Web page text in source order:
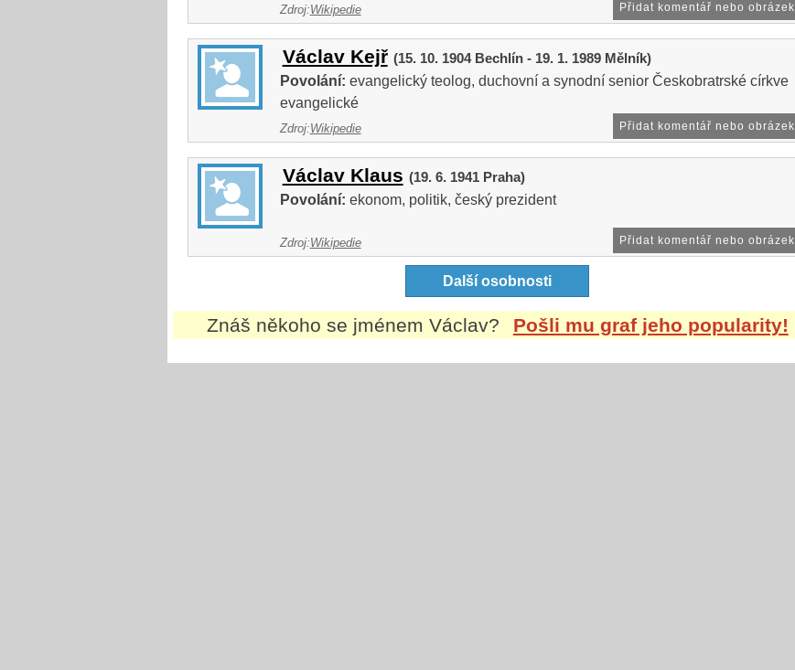
Zdroj:Wikipedie Přidat komentář nebo obrázek
Václav Kejř (15. 10. 1904 Bechlín - 19. 1. 1989 Mělník)
Povolání: evangelický teolog, duchovní a synodní senior Českobratrské církve
evangelické
Zdroj:Wikipedie Přidat komentář nebo obrázek
Václav Klaus (19. 6. 1941 Praha)
Povolání: ekonom, politik, český prezident
Zdroj:Wikipedie Přidat komentář nebo obrázek
Další osobnosti
Znáš někoho se jménem Václav? Pošli mu graf jeho popularity!